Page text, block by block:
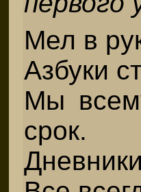
Мел в
Азбуки
Мы
срок.